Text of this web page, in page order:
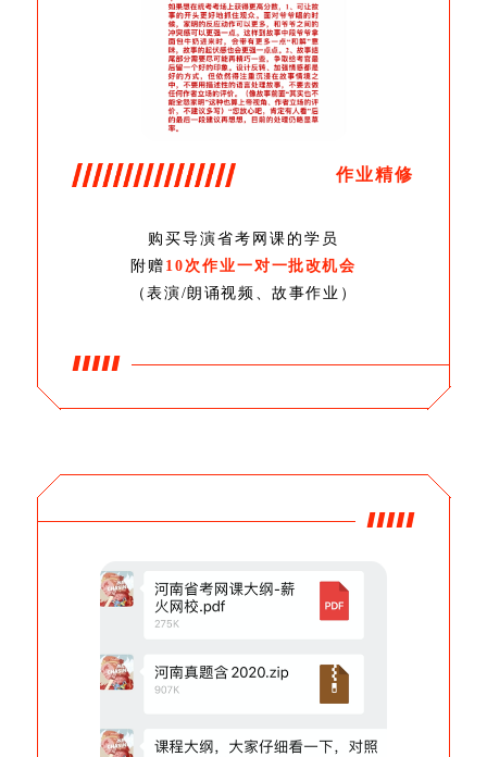
作业精修
购买导演省考网课的学员
附赠 10次作业一对一批改机会
（表演/朗诵视频、故事作业）